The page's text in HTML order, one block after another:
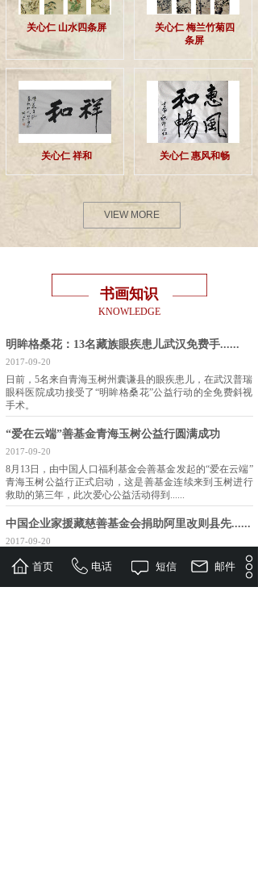
关心仁 山水四条屏
关心仁 梅兰竹菊四
条屏
关心仁 祥和 关心仁 惠风和畅
VIEW MORE
明眸格桑花：13名藏族眼疾患儿武汉免费手......
2017-09-20
日前，5名来自青海玉树州囊谦县的眼疾患儿，在武汉普瑞
眼科医院成功接受了“明眸格桑花”公益行动的全免费斜视
手术。
“爱在云端”善基金青海玉树公益行圆满成功
2017-09-20
8月13日，由中国人口福利基金会善基金发起的“爱在云端”
青海玉树公益行正式启动，这是善基金连续来到玉树进行
救助的第三年，此次爱心公益活动得到......
中国企业家援藏慈善基金会捐助阿里改则县先......
2017-09-20
1950年由新疆开往阿里地区改则县的独立骑兵团一连在此
地经历艰难和困苦，战胜恶劣的地理环境、生存环境缺
氧，终获西藏阿里地区的和平解放，先遣乡......
书画知识
KNOWLEDGE
首页 电话 短信 邮件